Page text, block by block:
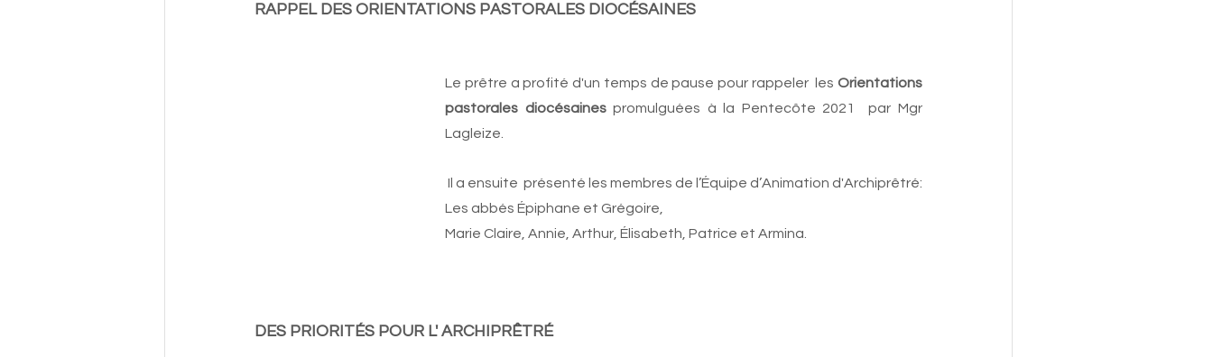
RAPPEL DES ORIENTATIONS PASTORALES DIOCÉSAINES
Le prêtre a profité d'un temps de pause pour rappeler  les Orientations
pastorales diocésaines promulguées à la Pentecôte 2021  par Mgr
Lagleize.
Il a ensuite  présenté les membres de l’Équipe d’Animation d'Archiprêtré:
Les abbés Épiphane et Grégoire,
Marie Claire, Annie, Arthur, Élisabeth, Patrice et Armina.
DES PRIORITÉS POUR L' ARCHIPRÊTRÉ